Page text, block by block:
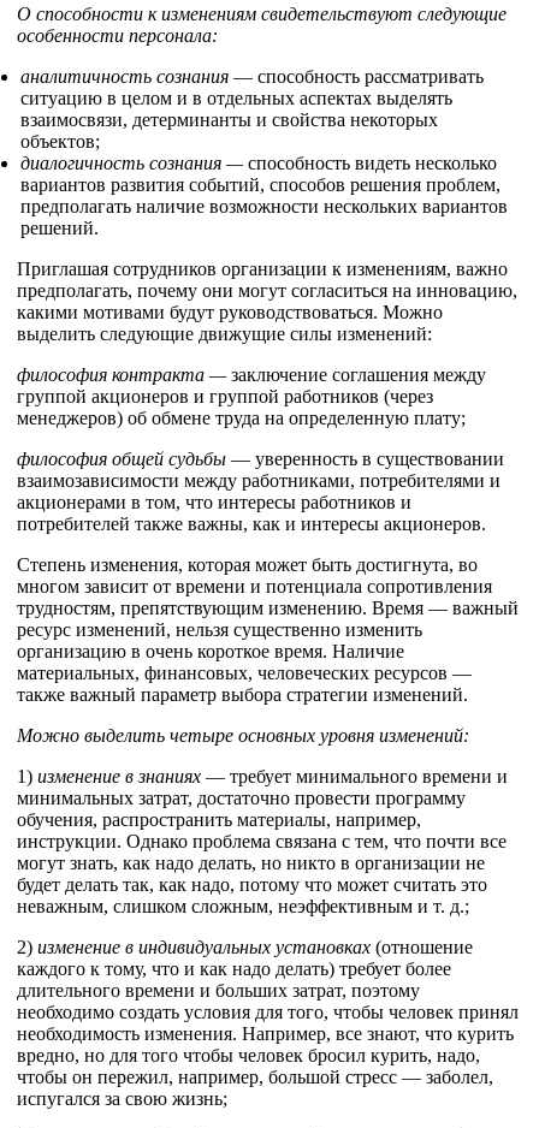
О способности к изменениям свидетельствуют следующие
особенности персонала:
аналитичность сознания — способность рассматривать
ситуацию в целом и в отдельных аспектах выделять
взаимосвязи, детерминанты и свойства некоторых
объектов;
диалогичность сознания —способность видеть несколько
вариантов развития событий, способов решения проблем,
предполагать наличие возможности нескольких вариантов
решений.
Приглашая сотрудников организации к изменениям, важно
предполагать, почему они могут согласиться на инновацию,
какими мотивами будут руководствоваться. Можно
выделить следующие движущие силы изменений:
философия контракта —заключение соглашения между
группой акционеров и группой работников (через
менеджеров) об обмене труда на определенную плату;
философия общей судьбы — уверенность в существовании
взаимозависимости между работниками, потребителями и
акционерами в том, что интересы работников и
потребителей также важны, как и интересы акционеров.
Степень изменения, которая может быть достигнута, во
многом зависит от времени и потенциала сопротивления
трудностям, препятствующим изменению. Время — важный
ресурс изменений, нельзя существенно изменить
организацию в очень короткое время. Наличие
материальных, финансовых, человеческих ресурсов —
также важный параметр выбора стратегии изменений.
Можно выделить четыре основных уровня изменений:
1) изменение в знаниях — требует минимального времени и
минимальных затрат, достаточно провести программу
обучения, распространить материалы, например,
инструкции. Однако проблема связана с тем, что почти все
могут знать, как надо делать, но никто в организации не
будет делать так, как надо, потому что может считать это
неважным, слишком сложным, неэффективным и т. д.;
2) изменение в индивидуальных установках (отношение
каждого к тому, что и как надо делать) требует более
длительного времени и больших затрат, поэтому
необходимо создать условия для того, чтобы человек принял
необходимость изменения. Например, все знают, что курить
вредно, но для того чтобы человек бросил курить, надо,
чтобы он пережил, например, большой стресс — заболел,
испугался за свою жизнь;